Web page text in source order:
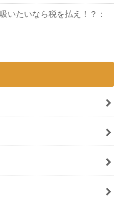
いたいなら税を払え！？：